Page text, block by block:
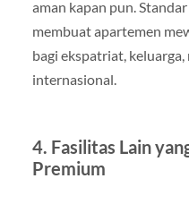
aman kapan pun.
membuat apartemen
bagi ekspatriat,
internasional.
4. Fasilitas Lain
Premium